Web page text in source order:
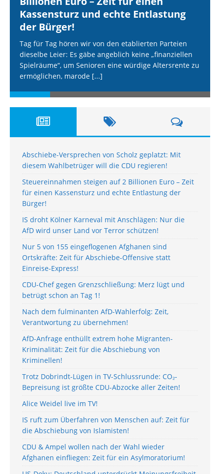
Kassensturz und echte Entlastung
der Bürger!
Tag für Tag hören wir von den etablierten Parteien
dieselbe Leier: Es gäbe angeblich keine „finanziellen
Spielräume“, um Senioren eine würdige Altersrente zu
ermöglichen, marode [...]
Abschiebe-Versprechen von Scholz geplatzt: Mit
diesem Wahlbetrüger will die CDU regieren!
Steuereinnahmen steigen auf 2 Billionen Euro – Zeit
für einen Kassensturz und echte Entlastung der
Bürger!
IS droht Kölner Karneval mit Anschlägen: Nur die
AfD wird unser Land vor Terror schützen!
Nur 5 von 155 eingeflogenen Afghanen sind
Ortskräfte: Zeit für Abschiebe-Offensive statt
Einreise-Express!
CDU-Chef gegen Grenzschließung: Merz lügt und
betrügt schon an Tag 1!
Nach dem fulminanten AfD-Wahlerfolg: Zeit,
Verantwortung zu übernehmen!
AfD-Anfrage enthüllt extrem hohe Migranten-
Kriminalität: Zeit für die Abschiebung von
Kriminellen!
Trotz Dobrindt-Lügen in TV-Schlussrunde: CO₂-
Bepreisung ist größte CDU-Abzocke aller Zeiten!
Alice Weidel live im TV!
IS ruft zum Überfahren von Menschen auf: Zeit für
die Abschiebung von Islamisten!
CDU & Ampel wollen nach der Wahl wieder
Afghanen einfliegen: Zeit für ein Asylmoratorium!